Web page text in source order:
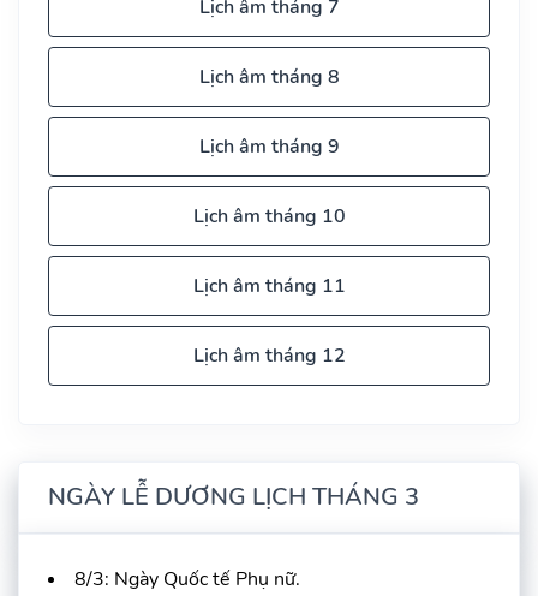
Lịch âm tháng 7
Lịch âm tháng 8
Lịch âm tháng 9
Lịch âm tháng 10
Lịch âm tháng 11
Lịch âm tháng 12
NGÀY LỄ DƯƠNG LỊCH THÁNG 3
8/3: Ngày Quốc tế Phụ nữ.